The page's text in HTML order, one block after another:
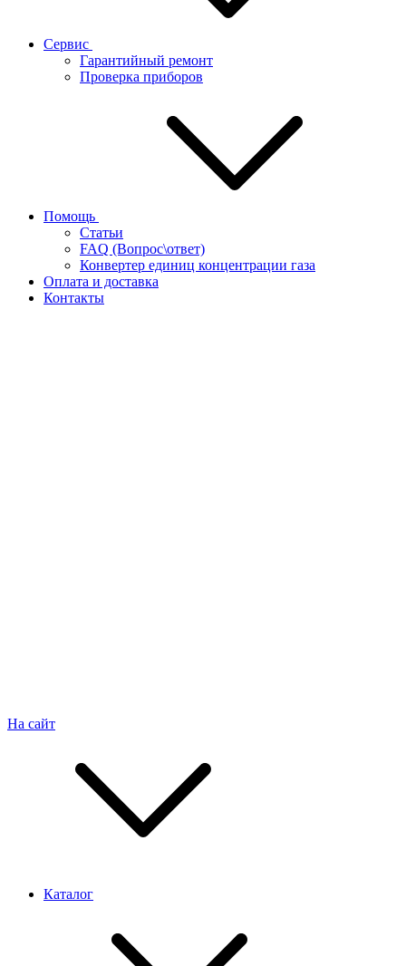
Сервис
Гарантийный ремонт
Проверка приборов
Помощь
Статьи
FAQ (Вопрос\ответ)
Конвертер единиц концентрации газа
Оплата и доставка
Контакты
На сайт
Каталог